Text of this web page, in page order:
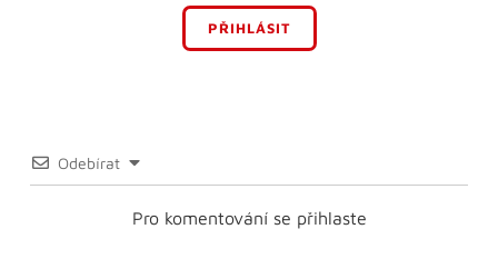
PŘIHLÁSIT
Odebírat
Pro komentování se přihlaste